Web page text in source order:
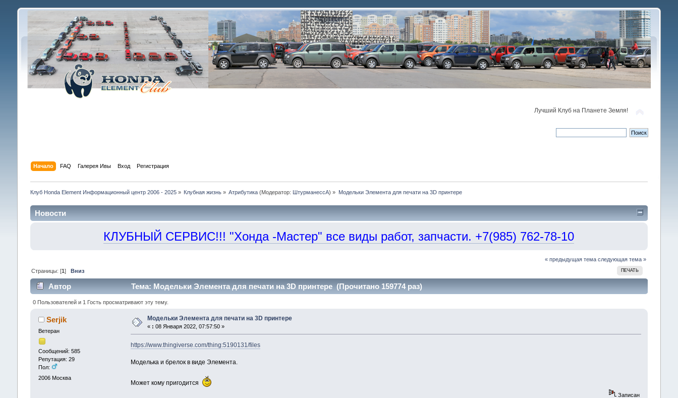
Лучший Клуб на Планете Земля!
Начало FAQ Галерея Ивы Вход Регистрация
Клуб Honda Element Информационный центр 2006 - 2025» Клубная жизнь » Атрибутика (Модератор: ШтурманессА) » Модельки Элемента для печати на 3D принтере
Новости
КЛУБНЫЙ СЕРВИС!!! "Хонда -Мастер" все виды работ, запчасти. +7(985) 762-78-10
« предыдущая тема следующая тема »
ПЕЧАТЬ
Страницы: [1] Вниз
Автор Тема: Модельки Элемента для печати на 3D принтере (Прочитано 159774 раз)
0 Пользователей и 1 Гость просматривают эту тему.
Serjik
Ветеран
Сообщений: 585
Репутация: 29
Пол:
2006 Москва
Модельки Элемента для печати на 3D принтере
« : 08 Января 2022, 07:57:50 »
https://www.thingiverse.com/thing:5190131/files
Моделька и брелок в виде Элемента.
Может кому пригодится
Записан